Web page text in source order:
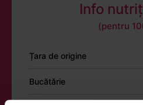
Info
(pentru
Țara de origine
Bucătărie